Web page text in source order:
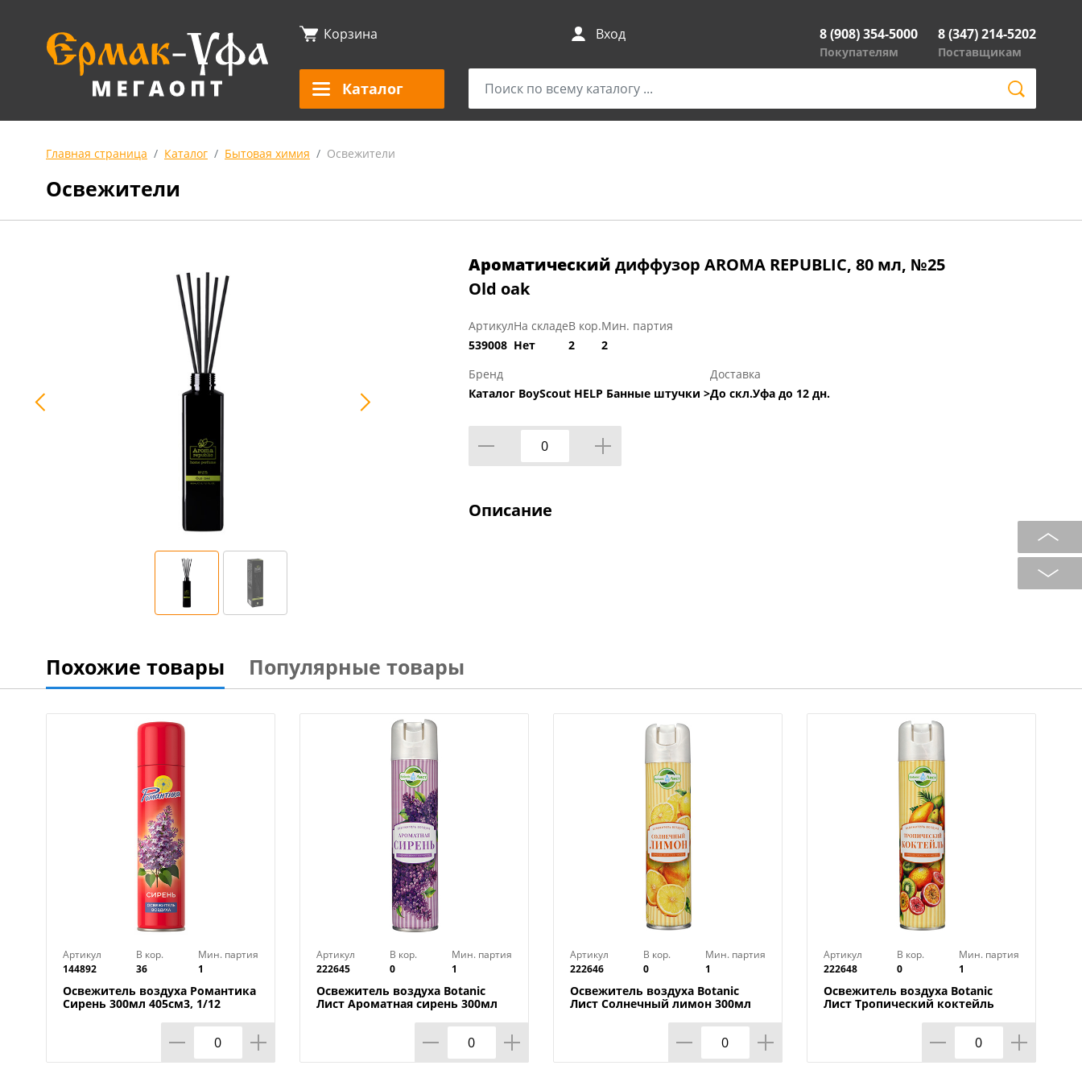
Корзина Вход 8 (908) 354-5000
Покупателям
8 (347) 214-5202
Поставщикам
Каталог
Главная страница Каталог Бытовая химия Освежители
Освежители
Ароматический диффузор AROMA REPUBLIC, 80 мл, №25
Old oak
Артикул
539008
На складе
Нет
В кор.
2
Мин. партия
2
Бренд
Каталог BoyScout HELP Банные штучки >
Доставка
До скл.Уфа до 12 дн.
Описание
Похожие товары Популярные товары
Артикул
144892
В кор.
36
Мин. партия
1
Освежитель воздуха Романтика
Сирень 300мл 405см3, 1/12
Артикул
222645
В кор.
0
Мин. партия
1
Освежитель воздуха Botanic
Лист Ароматная сирень 300мл
Артикул
222646
В кор.
0
Мин. партия
1
Освежитель воздуха Botanic
Лист Солнечный лимон 300мл
Артикул
222648
В кор.
0
Мин. партия
1
Освежитель воздуха Botanic
Лист Тропический коктейль